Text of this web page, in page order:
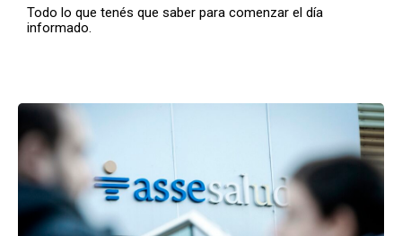
Todo lo que tenés que saber para comenzar el día
informado.